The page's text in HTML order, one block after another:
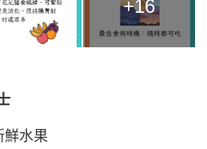
+16
鮮水果